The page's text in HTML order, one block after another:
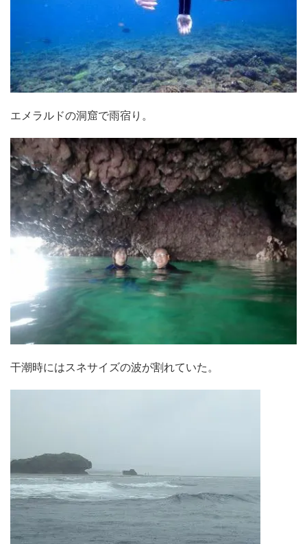
エメラルドの洞窟で雨宿り。
干潮時にはスネサイズの波が割れていた。